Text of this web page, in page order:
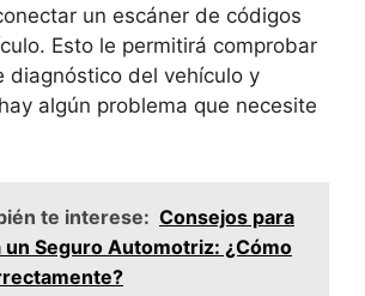
un escáner de códigos
Esto le permitirá comprobar
diagnóstico del vehículo y
algún problema que necesite
te interese: Consejos para
un Seguro Automotriz: ¿Cómo